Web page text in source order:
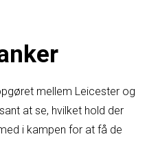
mellem Leicester og
at se, hvilket hold der
i kampen for at få de